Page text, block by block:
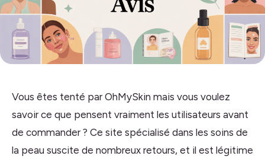
Vous êtes tenté par OhMySkin mais vous voulez
savoir ce que pensent vraiment les utilisateurs avant
de commander ? Ce site spécialisé dans les soins de
la peau suscite de nombreux retours, et il est légitime